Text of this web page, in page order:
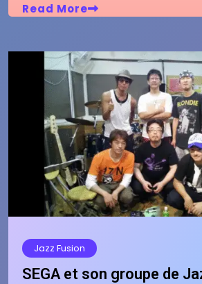
Read More
Jazz Fusion
SEGA et son groupe de